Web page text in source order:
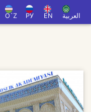
O`Z РУ EN العربية